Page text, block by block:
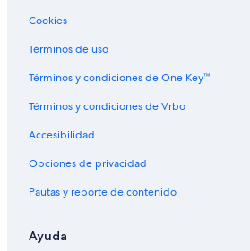
Hoteles para bodas en Copacabana
Hoteles para fumadores en
Hoteles que aceptan mascotas en
Hoteles en Copacabana
Condominios en Estación de metro
Cookies
Términos de uso
Términos y condiciones de One Key™
Términos y condiciones de Vrbo
Accesibilidad
Opciones de privacidad
Pautas y reporte de contenido
Ayuda